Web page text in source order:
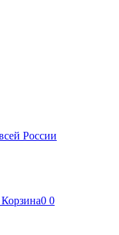
России
Корзина0 0